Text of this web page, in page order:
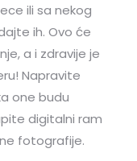
ili sa nekog
ih. Ovo će
a i zdravije je
Napravite
one budu
digitalni ram
fotografije.